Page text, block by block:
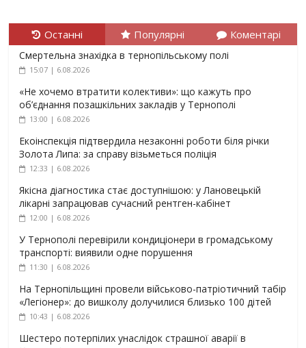
Останні Популярні Коментарі
Смертельна знахідка в тернопільському полі
15:07 | 6.08.2026
«Не хочемо втратити колективи»: що кажуть про
об’єднання позашкільних закладів у Тернополі
13:00 | 6.08.2026
Екоінспекція підтвердила незаконні роботи біля річки
Золота Липа: за справу візьметься поліція
12:33 | 6.08.2026
Якісна діагностика стає доступнішою: у Лановецькій
лікарні запрацював сучасний рентген-кабінет
12:00 | 6.08.2026
У Тернополі перевірили кондиціонери в громадському
транспорті: виявили одне порушення
11:30 | 6.08.2026
На Тернопільщині провели військово-патріотичний табір
«Легіонер»: до вишколу долучилися близько 100 дітей
10:43 | 6.08.2026
Шестеро потерпілих унаслідок страшної аварії в